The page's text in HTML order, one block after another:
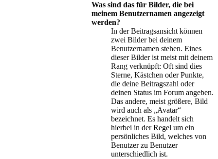
Was sind das für Bilder, die bei
meinem Benutzernamen angezeigt
werden?
In der Beitragsansicht können
zwei Bilder bei deinem
Benutzernamen stehen. Eines
dieser Bilder ist meist mit deinem
Rang verknüpft: Oft sind dies
Sterne, Kästchen oder Punkte,
die deine Beitragszahl oder
deinen Status im Forum angeben.
Das andere, meist größere, Bild
wird auch als „Avatar“
bezeichnet. Es handelt sich
hierbei in der Regel um ein
persönliches Bild, welches von
Benutzer zu Benutzer
unterschiedlich ist.